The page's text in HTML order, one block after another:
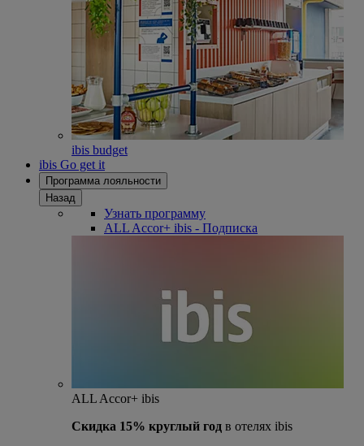
ibis budget
ibis Go get it
Программа лояльности
Назад
Узнать программу
ALL Accor+ ibis - Подписка
ALL Accor+ ibis
Скидка 15% круглый год в отелях ibis